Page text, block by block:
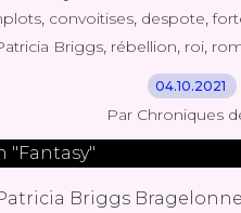
, convoitises, despote,
Briggs, rébellion, roi,
04.10.2021
Par Chroniques
Briggs